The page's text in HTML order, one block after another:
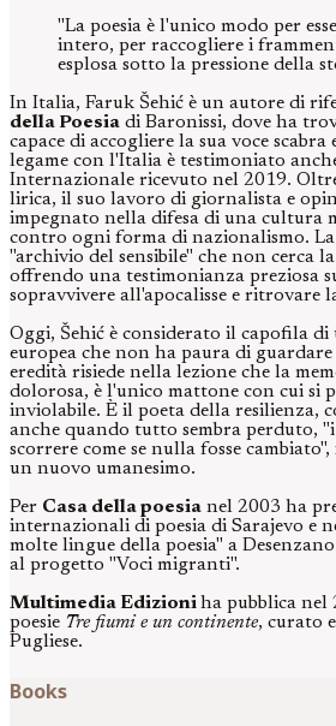
"La poesia è l'unico modo per
intero, per raccogliere i
esplosa sotto la pressione della
In Italia, Faruk Šehić è un autore di
della Poesia di Baronissi, dove ha
capace di accogliere la sua voce scabra
legame con l'Italia è testimoniato
Internazionale ricevuto nel 2019.
lirica, il suo lavoro di giornalista e
impegnato nella difesa di una cultura
contro ogni forma di nazionalismo.
"archivio del sensibile" che non cerca
offrendo una testimonianza preziosa
sopravvivere all'apocalisse e ritrovare
Oggi, Šehić è considerato il capofila
europea che non ha paura di guardare
eredità risiede nella lezione che la
dolorosa, è l'unico mattone con cui si
inviolabile. È il poeta della resilienza,
anche quando tutto sembra perduto,
scorrere come se nulla fosse
un nuovo umanesimo.
Per Casa della poesia nel 2003 ha
internazionali di poesia di Sarajevo e
molte lingue della poesia" a
al progetto "Voci migranti".
Multimedia Edizioniha pubblica nel
poesie Tre fiumi e un continente, curato
Pugliese.
Books